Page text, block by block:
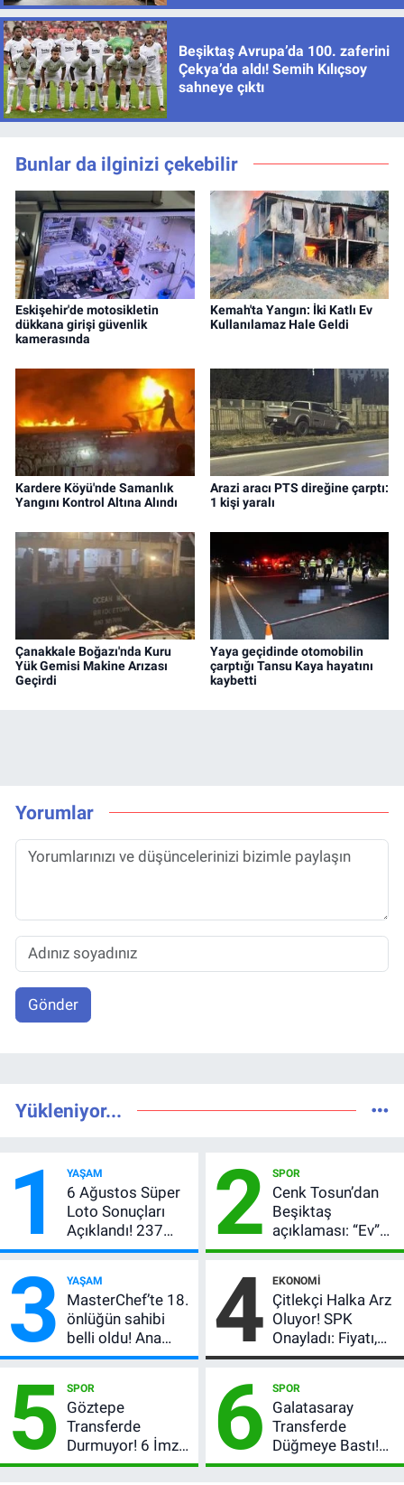
Beşiktaş Avrupa’da 100. zaferini
Çekya’da aldı! Semih Kılıçsoy
sahneye çıktı
Bunlar da ilginizi çekebilir
Eskişehir'de motosikletin
dükkana girişi güvenlik
kamerasında
Kemah'ta Yangın: İki Katlı Ev
Kullanılamaz Hale Geldi
Kardere Köyü'nde Samanlık
Yangını Kontrol Altına Alındı
Arazi aracı PTS direğine çarptı:
1 kişi yaralı
Çanakkale Boğazı'nda Kuru
Yük Gemisi Makine Arızası
Geçirdi
Yaya geçidinde otomobilin
çarptığı Tansu Kaya hayatını
kaybetti
Yorumlar
Gönder
Yükleniyor...
1 YAŞAM
6 Ağustos Süper
Loto Sonuçları
Açıklandı! 237
Milyon TL’lik
2 SPOR
Cenk Tosun’dan
Beşiktaş
açıklaması: “Ev”
dedi, asıl mesajı
verdi
3 YAŞAM
MasterChef’te 18.
önlüğün sahibi
belli oldu! Ana
kadroya giren
oldu?
4 EKONOMI
Çitlekçi Halka Arz
Oluyor! SPK
Onayladı: Fiyatı,
Lot Sayısı ve
Tarihi
5 SPOR
Göztepe
Transferde
Durmuyor! 6 İmza
Sonrası Yeni
6 SPOR
Galatasaray
Transferde
Düğmeye Bastı!
Leao, Camavinga